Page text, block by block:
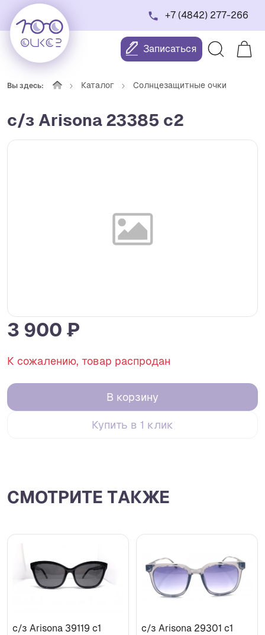
+7 (4842) 277-266
Записаться
Вы здесь: Каталог Солнцезащитные очки
с/з Arisona 23385 c2
3 900 ₽
К сожалению, товар распродан
В корзину
Купить в 1 клик
СМОТРИТЕ ТАКЖЕ
с/з Arisona 39119 с1
с/з Arisona 29301 c1